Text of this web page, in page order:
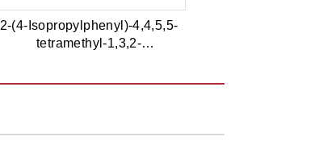
2-(4-Isopropylphenyl)-4,4,5,5-
tetramethyl-1,3,2-